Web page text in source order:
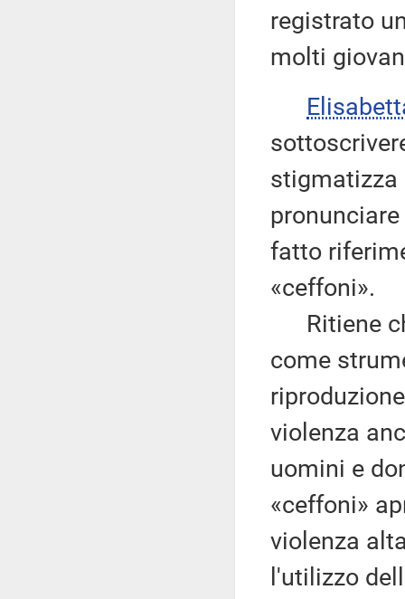
registrato
molti
stigmatizza
fatto
«ceffoni».
Ritiene
come
violenza
uomini e
«ceffoni»
violenza
l'utilizzo